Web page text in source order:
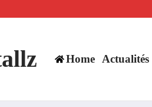
Comment l’IA simplifie la data de caisse pour la
Home Actualités